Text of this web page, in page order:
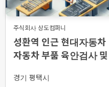
주식회사 상도컴퍼니
성환역 인근 현대자동
자동차 부품 육안검사 및
경기 평택시